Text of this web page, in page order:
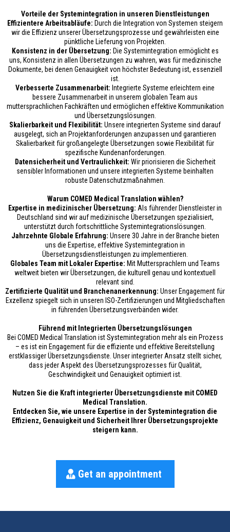
Vorteile der Systemintegration in unseren Dienstleistungen
Effizientere Arbeitsabläufe: Durch die Integration von Systemen steigern
wir die Effizienz unserer Übersetzungsprozesse und gewährleisten eine
pünktliche Lieferung von Projekten.
Konsistenz in der Übersetzung: Die Systemintegration ermöglicht es
uns, Konsistenz in allen Übersetzungen zu wahren, was für medizinische
Dokumente, bei denen Genauigkeit von höchster Bedeutung ist, essenziell
ist.
Verbesserte Zusammenarbeit: Integrierte Systeme erleichtern eine
bessere Zusammenarbeit in unserem globalen Team aus
muttersprachlichen Fachkräften und ermöglichen effektive Kommunikation
und Übersetzungslösungen.
Skalierbarkeit und Flexibilität: Unsere integrierten Systeme sind darauf
ausgelegt, sich an Projektanforderungen anzupassen und garantieren
Skalierbarkeit für großangelegte Übersetzungen sowie Flexibilität für
spezifische Kundenanforderungen.
Datensicherheit und Vertraulichkeit: Wir priorisieren die Sicherheit
sensibler Informationen und unsere integrierten Systeme beinhalten
robuste Datenschutzmaßnahmen.
Warum COMED Medical Translation wählen?
Expertise in medizinischer Übersetzung: Als führender Dienstleister in
Deutschland sind wir auf medizinische Übersetzungen spezialisiert,
unterstützt durch fortschrittliche Systemintegrationslösungen.
Jahrzehnte Globale Erfahrung: Unsere 30 Jahre in der Branche bieten
uns die Expertise, effektive Systemintegration in
Übersetzungsdienstleistungen zu implementieren.
Globales Team mit Lokaler Expertise: Mit Muttersprachlern und Teams
weltweit bieten wir Übersetzungen, die kulturell genau und kontextuell
relevant sind.
Zertifizierte Qualität und Branchenanerkennung: Unser Engagement für
Exzellenz spiegelt sich in unseren ISO-Zertifizierungen und Mitgliedschaften
in führenden Übersetzungsverbänden wider.
Führend mit Integrierten Übersetzungslösungen
Bei COMED Medical Translation ist Systemintegration mehr als ein Prozess
– es ist ein Engagement für die effiziente und effektive Bereitstellung
erstklassiger Übersetzungsdienste. Unser integrierter Ansatz stellt sicher,
dass jeder Aspekt des Übersetzungsprozesses für Qualität,
Geschwindigkeit und Genauigkeit optimiert ist.
Nutzen Sie die Kraft integrierter Übersetzungsdienste mit COMED
Medical Translation.
Entdecken Sie, wie unsere Expertise in der Systemintegration die
Effizienz, Genauigkeit und Sicherheit Ihrer Übersetzungsprojekte
steigern kann.
Get an appointment